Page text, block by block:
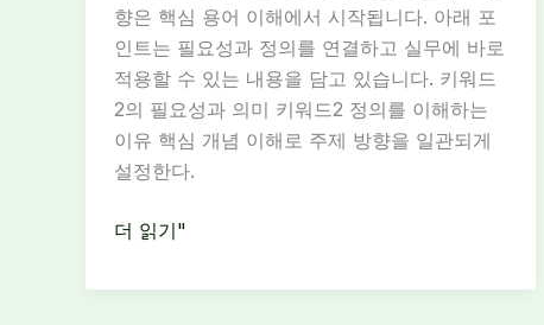
향은 핵심 용어 이해에서 시작됩니다. 아래 포
인트는 필요성과 정의를 연결하고 실무에 바로
적용할 수 있는 내용을 담고 있습니다. 키워드
2의 필요성과 의미 키워드2 정의를 이해하는
이유 핵심 개념 이해로 주제 방향을 일관되게
설정한다.
키
드
더 읽기"